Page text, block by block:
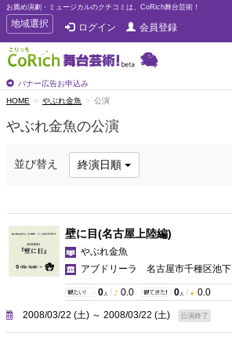
お薦め演劇・ミュージカルのクチコミは、CoRich舞台芸術！
T
o
g
g
e
n
v
a
地域選択 ログイン 会員登録
バナー広告お申込み
HOME やぶれ金魚 公演
やぶれ金魚の公演
並び替え 終演日順
壁に目(名古屋上陸編)
やぶれ金魚
アブドリーラ 名古屋市千種区池下
0 人 / 0.0 0 人 / 0.0
2008/03/22 (土) ～ 2008/03/22 (土) 公演終了